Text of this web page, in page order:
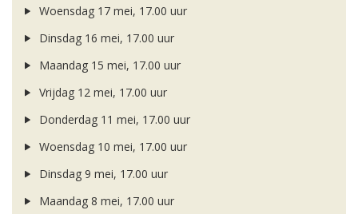
Woensdag 17 mei, 17.00 uur
Dinsdag 16 mei, 17.00 uur
Maandag 15 mei, 17.00 uur
Vrijdag 12 mei, 17.00 uur
Donderdag 11 mei, 17.00 uur
Woensdag 10 mei, 17.00 uur
Dinsdag 9 mei, 17.00 uur
Maandag 8 mei, 17.00 uur